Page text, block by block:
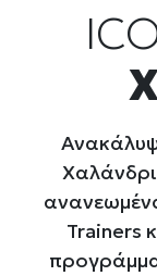
Trainers